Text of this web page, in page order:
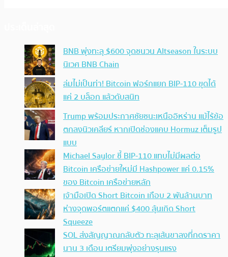
BNB พุ่งทะลุ $600 จุดชนวน Altseason ในระบบ
นิเวศ BNB Chain
ล่มไม่เป็นท่า! Bitcoin ฟอร์กแยก BIP-110 ขุดได้
แค่ 2 บล็อก แล้วดับสนิท
Trump พร้อมประกาศชัยชนะเหนืออิหร่าน แม้ไร้ข้อ
ตกลงนิวเคลียร์ หากเปิดช่องแคบ Hormuz เต็มรูป
แบบ
Michael Saylor ชี้ BIP-110 แทบไม่มีผลต่อ
Bitcoin เครือข่ายใหม่มี Hashpower แค่ 0.15%
ของ Bitcoin เครือข่ายหลัก
เจ้ามือเปิด Short Bitcoin เกือบ 2 พันล้านบาท
ห่างจุดพอร์ตแตกแค่ $400 ลุ้นเกิด Short
Squeeze
SOL ส่งสัญญาณกลับตัว ทะลุเส้นขาลงที่กดราคา
นาน 3 เดือน เตรียมพุ่งอย่างรุนแรง